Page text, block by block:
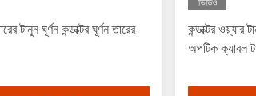
টানুন ঘূর্ণন কন্ডাক্টর ঘূর্ণন তারের
ভিডিও
কন্ডাক্টর ওয়্যার
অপটিক ক্যাবল